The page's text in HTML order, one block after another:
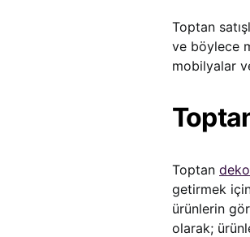
Toptan
ve böylece
mobilyalar
Toptan
getirmek
ürünlerin
olarak;